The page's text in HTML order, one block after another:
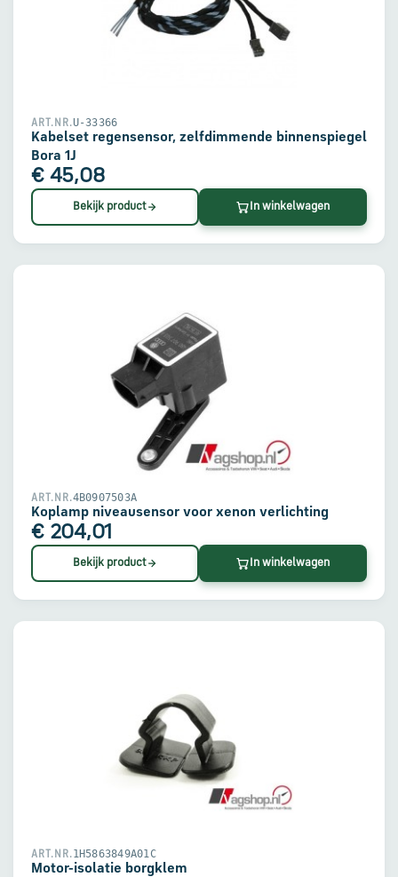
ART.NR.U-33366
Kabelset regensensor, zelfdimmende binnenspiegel
Bora 1J
€ 45,08
Bekijk product In winkelwagen
ART.NR.4B0907503A
Koplamp niveausensor voor xenon verlichting
€ 204,01
Bekijk product In winkelwagen
ART.NR.1H5863849A01C
Motor-isolatie borgklem